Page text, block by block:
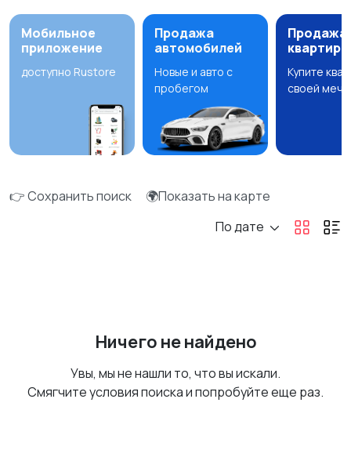
Мобильное
приложение
доступно Rustore
Продажа
автомобилей
Новые и авто с
пробегом
Продажа
квартир
Купите
своей
👉 Сохранить поиск
🌍Показать на карте
По дате
Ничего не найдено
Увы, мы не нашли то, что вы искали.
Смягчите условия поиска и попробуйте еще раз.